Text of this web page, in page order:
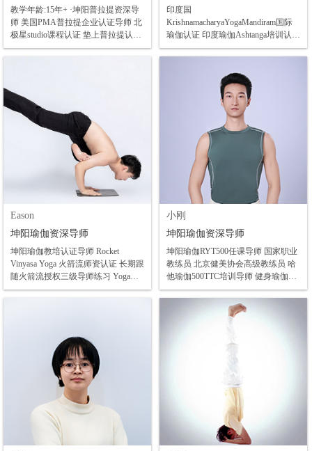
教学年龄:15年+ ·坤阳普拉提资深导
师 美国PMA普拉提企业认证导师 北
极星studio课程认证 垫上普拉提认证
导师 ·DNS动态神经肌肉稳定术(临床
认证导师 邱源理疗认证导师 7天紧致
躺瘦认证 女性理疗(乳腺、子宫、卵
巢、甲状腺、经期、激素调理)认证
曾任多家知名连锁品牌内训导师 商
学院资深明星讲师 培训学员超5000+
印度国
KrishnamacharyaYogaMandiram国际
瑜伽认证 印度瑜伽Ashtanga培训认证
全美联盟Shaila师流瑜伽培训认证 全
大技术认证 功能私教理疗认证 空中
瑜伽培训认证导师
Eason
坤阳瑜伽资深导师
坤阳瑜伽教培认证导师 Rocket
Vinyasa Yoga 火箭流师资认证 长期跟
随火箭流授权三级导师练习 Yoga
Alliance全美瑜伽联盟培训学院认证
颈理疗瑜伽认证 一恋普拉提一阶认
证 阴瑜伽、球瑜伽 擅长：中高阶瑜
伽体式进阶培训、 呼吸法培训、 理
疗瑜伽 、疗愈阴瑜伽 、流瑜伽串联
技巧 火箭流瑜伽培训 RYT瑜伽教培
小刚
坤阳瑜伽资深导师
坤阳瑜伽RYT500任课导师 国家职业
教练员 北京健美协会高级教练员 哈
他瑜伽500TTC培训导师 健身瑜伽运
动营养师 Ashtanga瑜伽一序列认证导
师 功能性抗阻力训练导师 减脂塑形
运动原理与实践 3D功能运动解剖培